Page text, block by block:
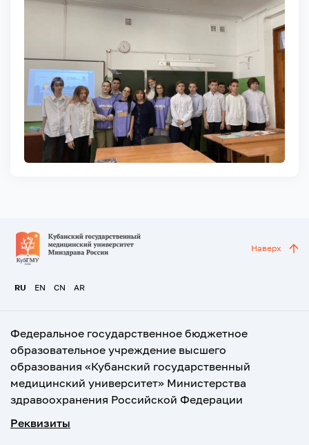
RU EN CN AR
Наверх
Федеральное государственное бюджетное
образовательное учреждение высшего
образования «Кубанский государственный
медицинский университет» Министерства
здравоохранения Российской Федерации
Реквизиты